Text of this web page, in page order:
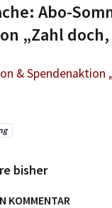
Abo-
„Zahl
& Spendenaktion
bisher
KOMMENTAR